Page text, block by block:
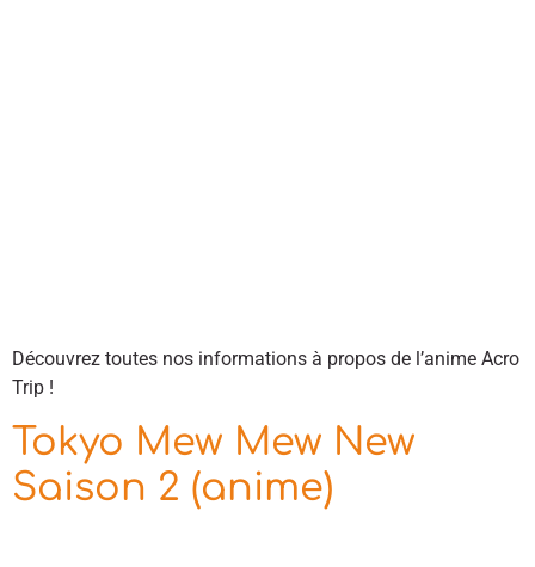
Découvrez toutes nos informations à propos de l’anime Acro
Trip !
Tokyo Mew Mew New
Saison 2 (anime)